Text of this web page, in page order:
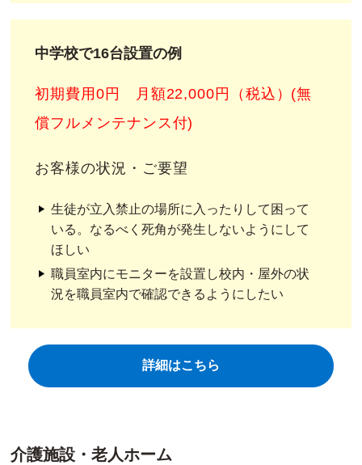
中学校で16台設置の例
初期費用0円 月額22,000円（税込）(無
償フルメンテナンス付)
お客様の状況・ご要望
生徒が立入禁止の場所に入ったりして困って
いる。なるべく死角が発生しないようにして
ほしい
職員室内にモニターを設置し校内・屋外の状
況を職員室内で確認できるようにしたい
詳細はこちら
介護施設・老人ホーム